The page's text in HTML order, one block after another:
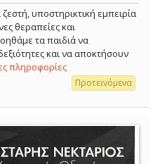
υποστηρικτική εμπειρία
θεραπείες και
τα παιδιά να
και να αποκτήσουν
πληροφορίες
Προτεινόμενα